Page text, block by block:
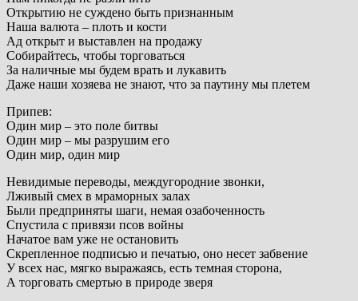
Открытию не суждено быть признанным
Наша валюта – плоть и кости
Ад открыт и выставлен на продажу
Собирайтесь, чтобы торговаться
За наличные мы будем врать и лукавить
Даже наши хозяева не знают, что за паутину мы плетем
Припев:
Один мир – это поле битвы
Один мир – мы разрушим его
Один мир, один мир
Невидимые переводы, междугородние звонки,
Лживый смех в мраморных залах
Были предприняты шаги, немая озабоченность
Спустила с привязи псов войны
Начатое вам уже не остановить
Скрепленное подписью и печатью, оно несет забвение
У всех нас, мягко выражаясь, есть темная сторона,
А торговать смертью в природе зверя